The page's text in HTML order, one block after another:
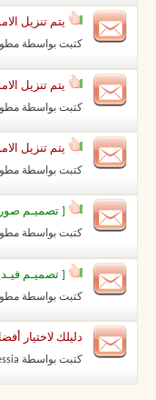
يتم تنزيل
كتبت بواسطة مطو
يتم تنزيل الاموال
كتبت بواسطة مطو
يتم تنزيل الاموال
كتبت بواسطة مطو
[ تصميـم
كتبت بواسطة مطو
[ تصميـم
كتبت بواسطة مطو
دليلك لاختيار
كتبت بواسطة